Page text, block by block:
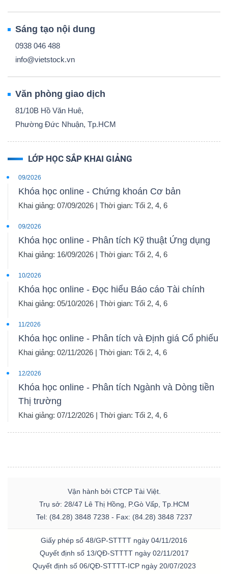
Sáng tạo nội dung
0938 046 488
info@vietstock.vn
Văn phòng giao dịch
81/10B Hồ Văn Huê,
Phường Đức Nhuận, Tp.HCM
LỚP HỌC SẮP KHAI GIẢNG
09/2026
Khóa học online - Chứng khoán Cơ bản
Khai giảng: 07/09/2026 | Thời gian: Tối 2, 4, 6
09/2026
Khóa học online - Phân tích Kỹ thuật Ứng dụng
Khai giảng: 16/09/2026 | Thời gian: Tối 2, 4, 6
10/2026
Khóa học online - Đọc hiểu Báo cáo Tài chính
Khai giảng: 05/10/2026 | Thời gian: Tối 2, 4, 6
11/2026
Khóa học online - Phân tích và Định giá Cổ phiếu
Khai giảng: 02/11/2026 | Thời gian: Tối 2, 4, 6
12/2026
Khóa học online - Phân tích Ngành và Dòng tiền
Thị trường
Khai giảng: 07/12/2026 | Thời gian: Tối 2, 4, 6
Vận hành bởi CTCP Tài Việt.
Trụ sở: 28/47 Lê Thị Hồng, P.Gò Vấp, Tp.HCM
Tel: (84.28) 3848 7238 - Fax: (84.28) 3848 7237
Giấy phép số 48/GP-STTTT ngày 04/11/2016
Quyết định số 13/QĐ-STTTT ngày 02/11/2017
Quyết định số 06/QĐ-STTTT-ICP ngày 20/07/2023